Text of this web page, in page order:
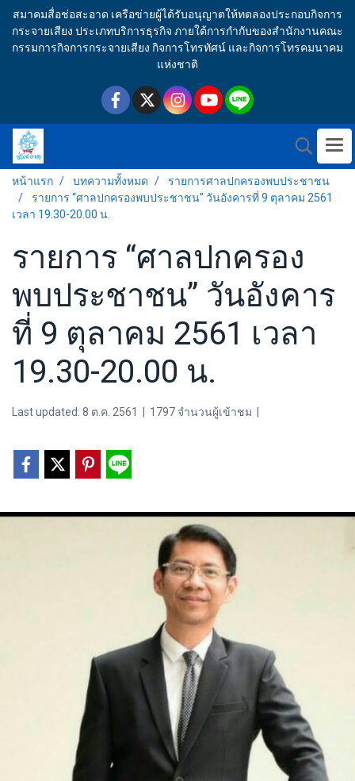
สมาคมสื่อช่อสะอาด เครือข่ายผู้ได้รับอนุญาตให้ทดลองประกอบกิจการ
กระจายเสียง ประเภทบริการธุรกิจ ภายใต้การกำกับของสำนักงานคณะ
กรรมการกิจการกระจายเสียง กิจการโทรทัศน์ และกิจการโทรคมนาคม
แห่งชาติ
หน้าแรก บทความทั้งหมด
รายการศาลปกครองพบประชาชน
รายการ “ศาลปกครองพบประชาชน” วันอังคารที่ 9 ตุลาคม 2561
เวลา 19.30-20.00 น.
รายการ “ศาลปกครอง
พบประชาชน” วันอังคาร
ที่ 9 ตุลาคม 2561 เวลา
19.30-20.00 น.
Last updated: 8 ต.ค. 2561 1797 จำนวนผู้เข้าชม